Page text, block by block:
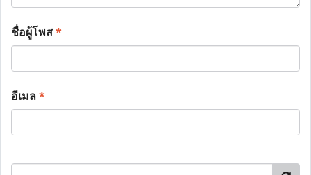
ชื่อผู้โพส*
อีเมล*